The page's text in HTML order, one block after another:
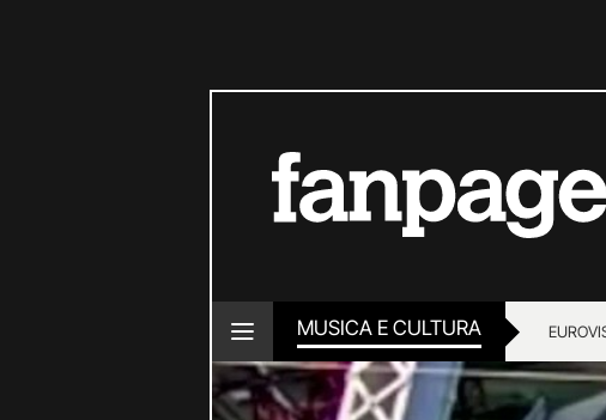
MUSICA E CULTURA